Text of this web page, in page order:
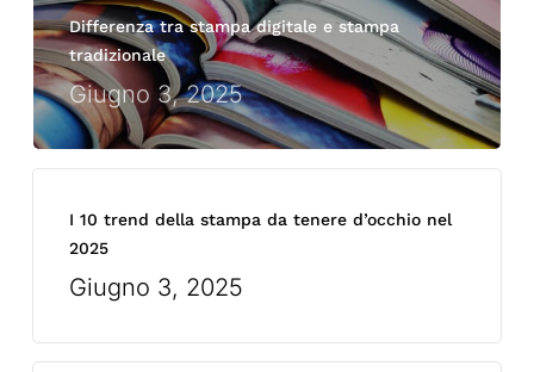
Differenza tra stampa digitale e stampa
tradizionale
Giugno 3, 2025
I 10 trend della stampa da tenere d’occhio nel
2025
Giugno 3, 2025